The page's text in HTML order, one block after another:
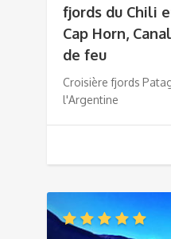
fjords du Chili
Cap Horn,
de feu
Croisière fjords
l'Argentine